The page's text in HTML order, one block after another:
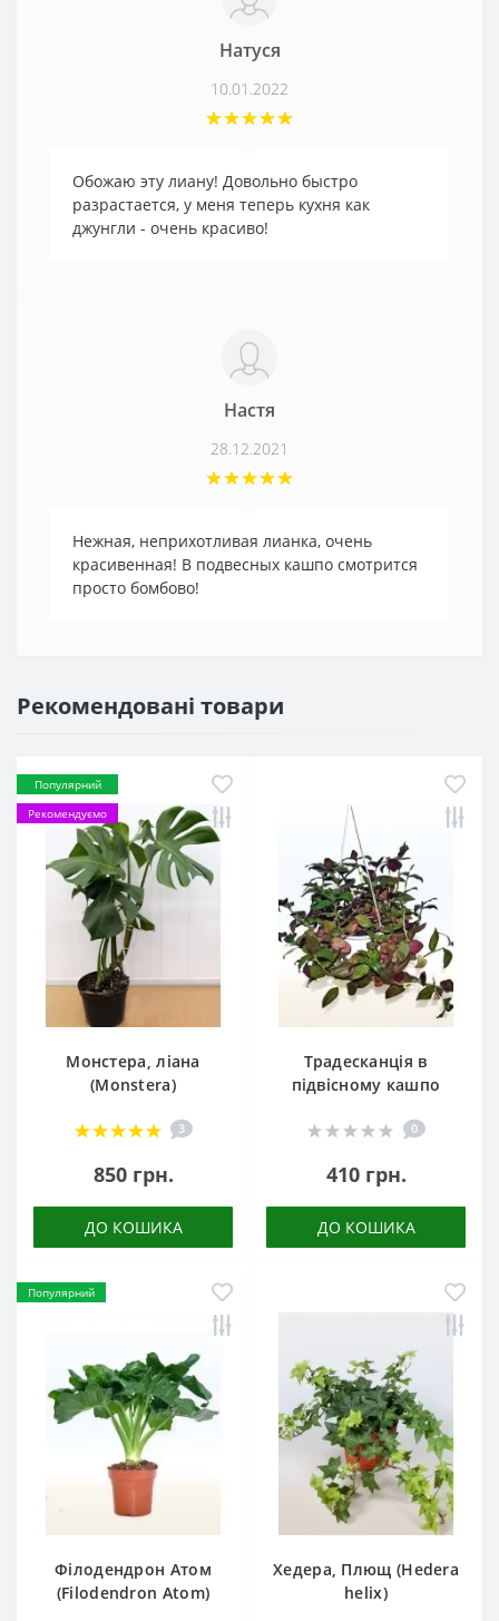
Натуся
10.01.2022
Обожаю эту лиану! Довольно быстро
разрастается, у меня теперь кухня как
джунгли - очень красиво!
Настя
28.12.2021
Нежная, неприхотливая лианка, очень
красивенная! В подвесных кашпо смотрится
просто бомбово!
Рекомендовані товари
Популярний
Рекомендуємо
Монстера, ліана
(Monstera)
3
850 грн.
ДО КОШИКА
Традесканція в
підвісному кашпо
0
410 грн.
ДО КОШИКА
Популярний
Філодендрон Атом
(Filodendron Atom)
Хедера, Плющ (Hedera
helix)